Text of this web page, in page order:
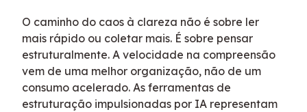
O caminho do caos à clareza não é sobre ler
mais rápido ou coletar mais. É sobre pensar
estruturalmente. A velocidade na compreensão
vem de uma melhor organização, não de um
consumo acelerado. As ferramentas de
estruturação impulsionadas por IA representam